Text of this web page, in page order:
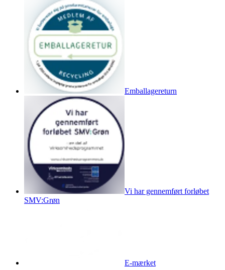
Emballagereturn
Vi har gennemført forløbet
SMV:Grøn
E-mærket